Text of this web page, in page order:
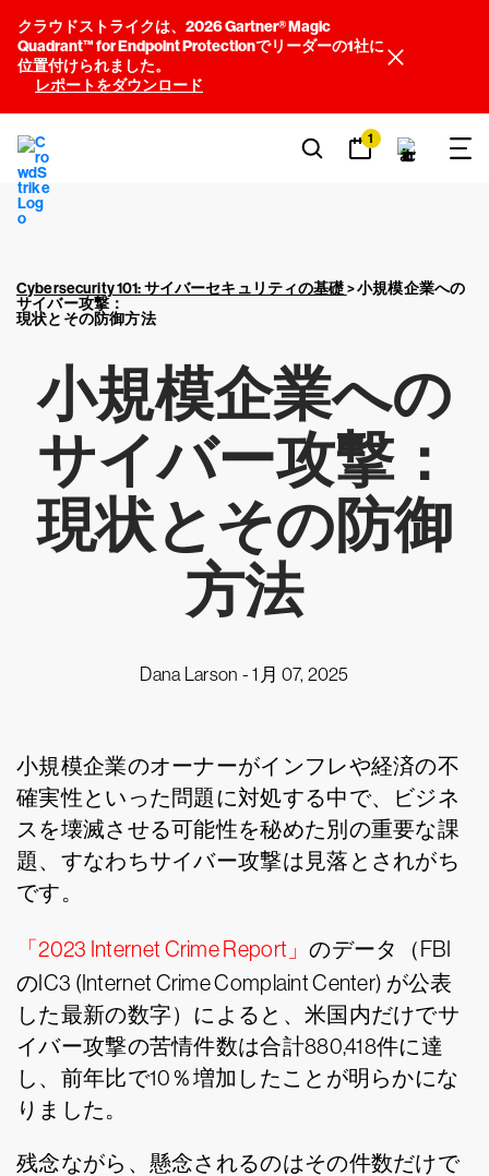
クラウドストライクは、2026 Gartner® Magic
Quadrant™ for Endpoint Protectionでリーダーの1社に
位置付けられました。
レポートをダウンロード
1
Cybersecurity 101: サイバーセキュリティの基礎>小規模企業への
サイバー攻撃：
現状とその防御方法
小規模企業への
サイバー攻撃：
現状とその防御
方法
Dana Larson -1月 07, 2025
小規模企業のオーナーがインフレや経済の不
確実性といった問題に対処する中で、ビジネ
スを壊滅させる可能性を秘めた別の重要な課
題、すなわちサイバー攻撃は見落とされがち
です。
「2023 Internet Crime Report」のデータ（FBI
のIC3 (Internet Crime Complaint Center) が公表
した最新の数字）によると、米国内だけでサ
イバー攻撃の苦情件数は合計880,418件に達
し、前年比で10％増加したことが明らかにな
りました。
残念ながら、懸念されるのはその件数だけで